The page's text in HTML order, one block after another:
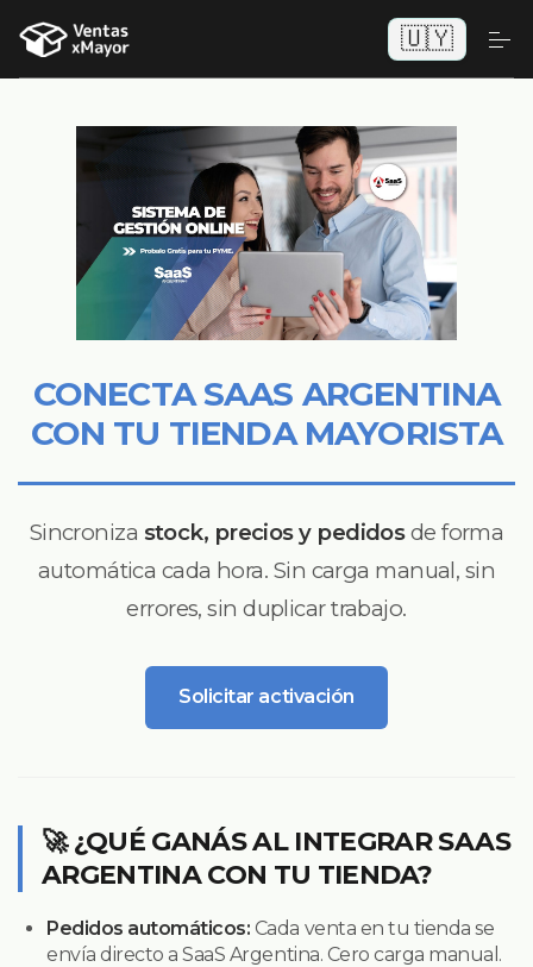
🇺🇾
CONECTA SAAS ARGENTINA
CON TU TIENDA MAYORISTA
Sincroniza stock, precios y pedidosde forma
automática cada hora. Sin carga manual, sin
errores, sin duplicar trabajo.
Solicitar activación
🚀 ¿QUÉ GANÁS AL INTEGRAR SAAS
ARGENTINA CON TU TIENDA?
Pedidos automáticos: Cada venta en tu tienda se
envía directo a SaaS Argentina. Cero carga manual.